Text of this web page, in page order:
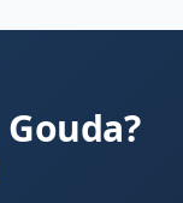
Gouda?